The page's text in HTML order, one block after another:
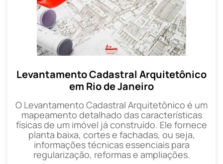
Levantamento Cadastral Arquitetônico
em Rio de Janeiro
O Levantamento Cadastral Arquitetônico é um
mapeamento detalhado das características
físicas de um imóvel já construído. Ele fornece
planta baixa, cortes e fachadas, ou seja,
informações técnicas essenciais para
regularização, reformas e ampliações.